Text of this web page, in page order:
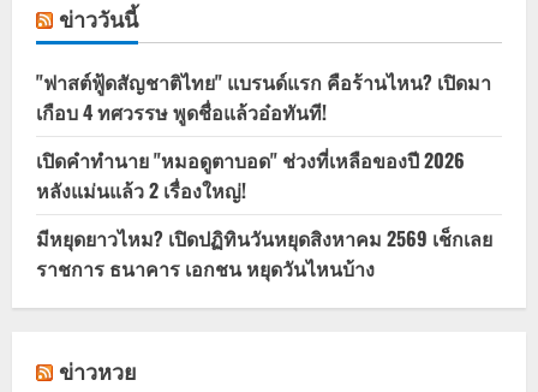
ข่าววันนี้
"ฟาสต์ฟู้ดสัญชาติไทย" แบรนด์แรก คือร้านไหน? เปิดมา
เกือบ 4 ทศวรรษ พูดชื่อแล้วอ๋อทันที!
เปิดคำทำนาย "หมอดูตาบอด" ช่วงที่เหลือของปี 2026
หลังแม่นแล้ว 2 เรื่องใหญ่!
มีหยุดยาวไหม? เปิดปฏิทินวันหยุดสิงหาคม 2569 เช็กเลย
ราชการ ธนาคาร เอกชน หยุดวันไหนบ้าง
ข่าวหวย